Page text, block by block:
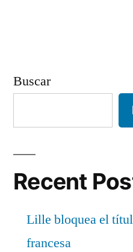
Buscar
Recent
Lille bloquea el
francesa